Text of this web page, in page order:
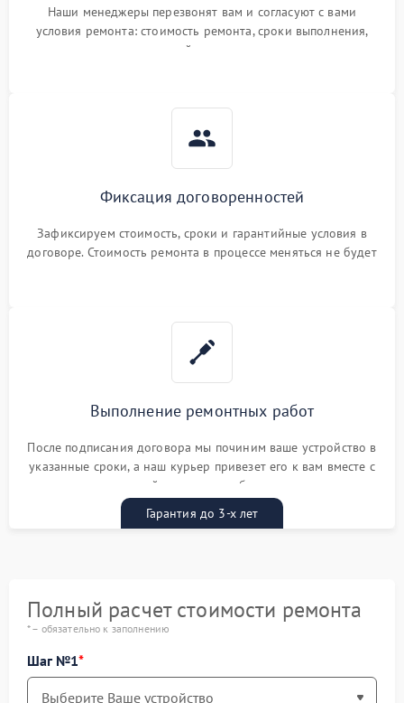
Наши менеджеры перезвонят вам и согласуют с вами
условия ремонта: стоимость ремонта, сроки выполнения,
гарантийные условия
Фиксация договоренностей
Зафиксируем стоимость, сроки и гарантийные условия в
договоре. Стоимость ремонта в процессе меняться не будет
Выполнение ремонтных работ
После подписания договора мы починим ваше устройство в
указанные сроки, а наш курьер привезет его к вам вместе с
гарантийным талоном бесплатно
Гарантия до 3-х лет
Полный расчет стоимости ремонта
* – обязательно к заполнению
Шаг №1